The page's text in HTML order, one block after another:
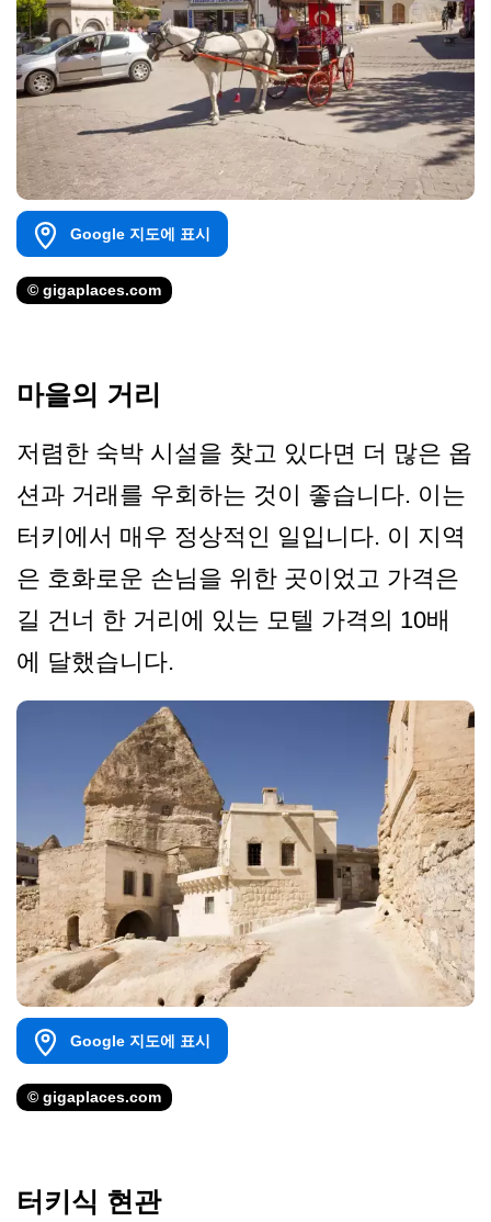
Google 지도에 표시
© gigaplaces.com
마을의 거리
저렴한 숙박 시설을 찾고 있다면 더 많은 옵
션과 거래를 우회하는 것이 좋습니다. 이는
터키에서 매우 정상적인 일입니다. 이 지역
은 호화로운 손님을 위한 곳이었고 가격은
길 건너 한 거리에 있는 모텔 가격의 10배
에 달했습니다.
Google 지도에 표시
© gigaplaces.com
터키식 현관